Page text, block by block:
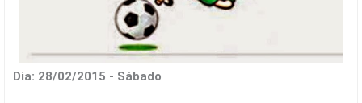
Dia: 28/02/2015 - Sábado